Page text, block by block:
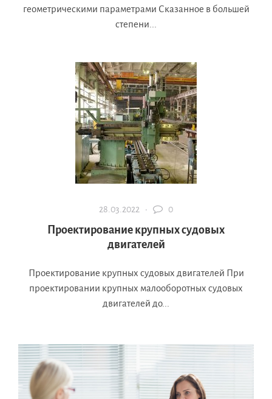
геометрическими параметрами Сказанное в большей
степени...
28.03.2022 · 0
Проектирование крупных судовых
двигателей
Проектирование крупных судовых двигателей При
проектировании крупных малооборотных судовых
двигателей до...